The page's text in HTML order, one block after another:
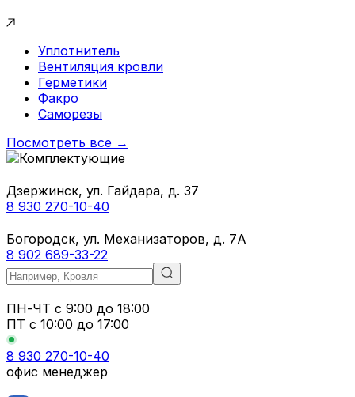
Уплотнитель
Вентиляция кровли
Герметики
Факро
Саморезы
Посмотреть все →
Дзержинск, ул. Гайдара, д. 37
8 930 270-10-40
Богородск, ул. Механизаторов, д. 7А
8 902 689-33-22
ПН-ЧТ с 9:00 до 18:00
ПТ с 10:00 до 17:00
8 930 270-10-40
офис менеджер